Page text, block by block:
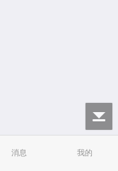
消息 我的